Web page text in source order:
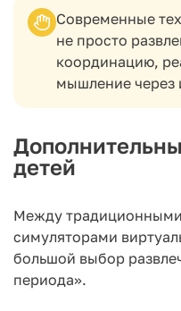
Современные
не просто
координацию,
мышление через
детей
Между
симуляторами
большой выбор
периода».